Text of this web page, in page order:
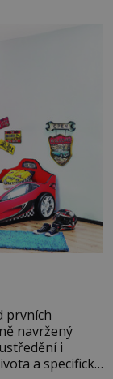
let později
prvních
navržený
i
a specifické